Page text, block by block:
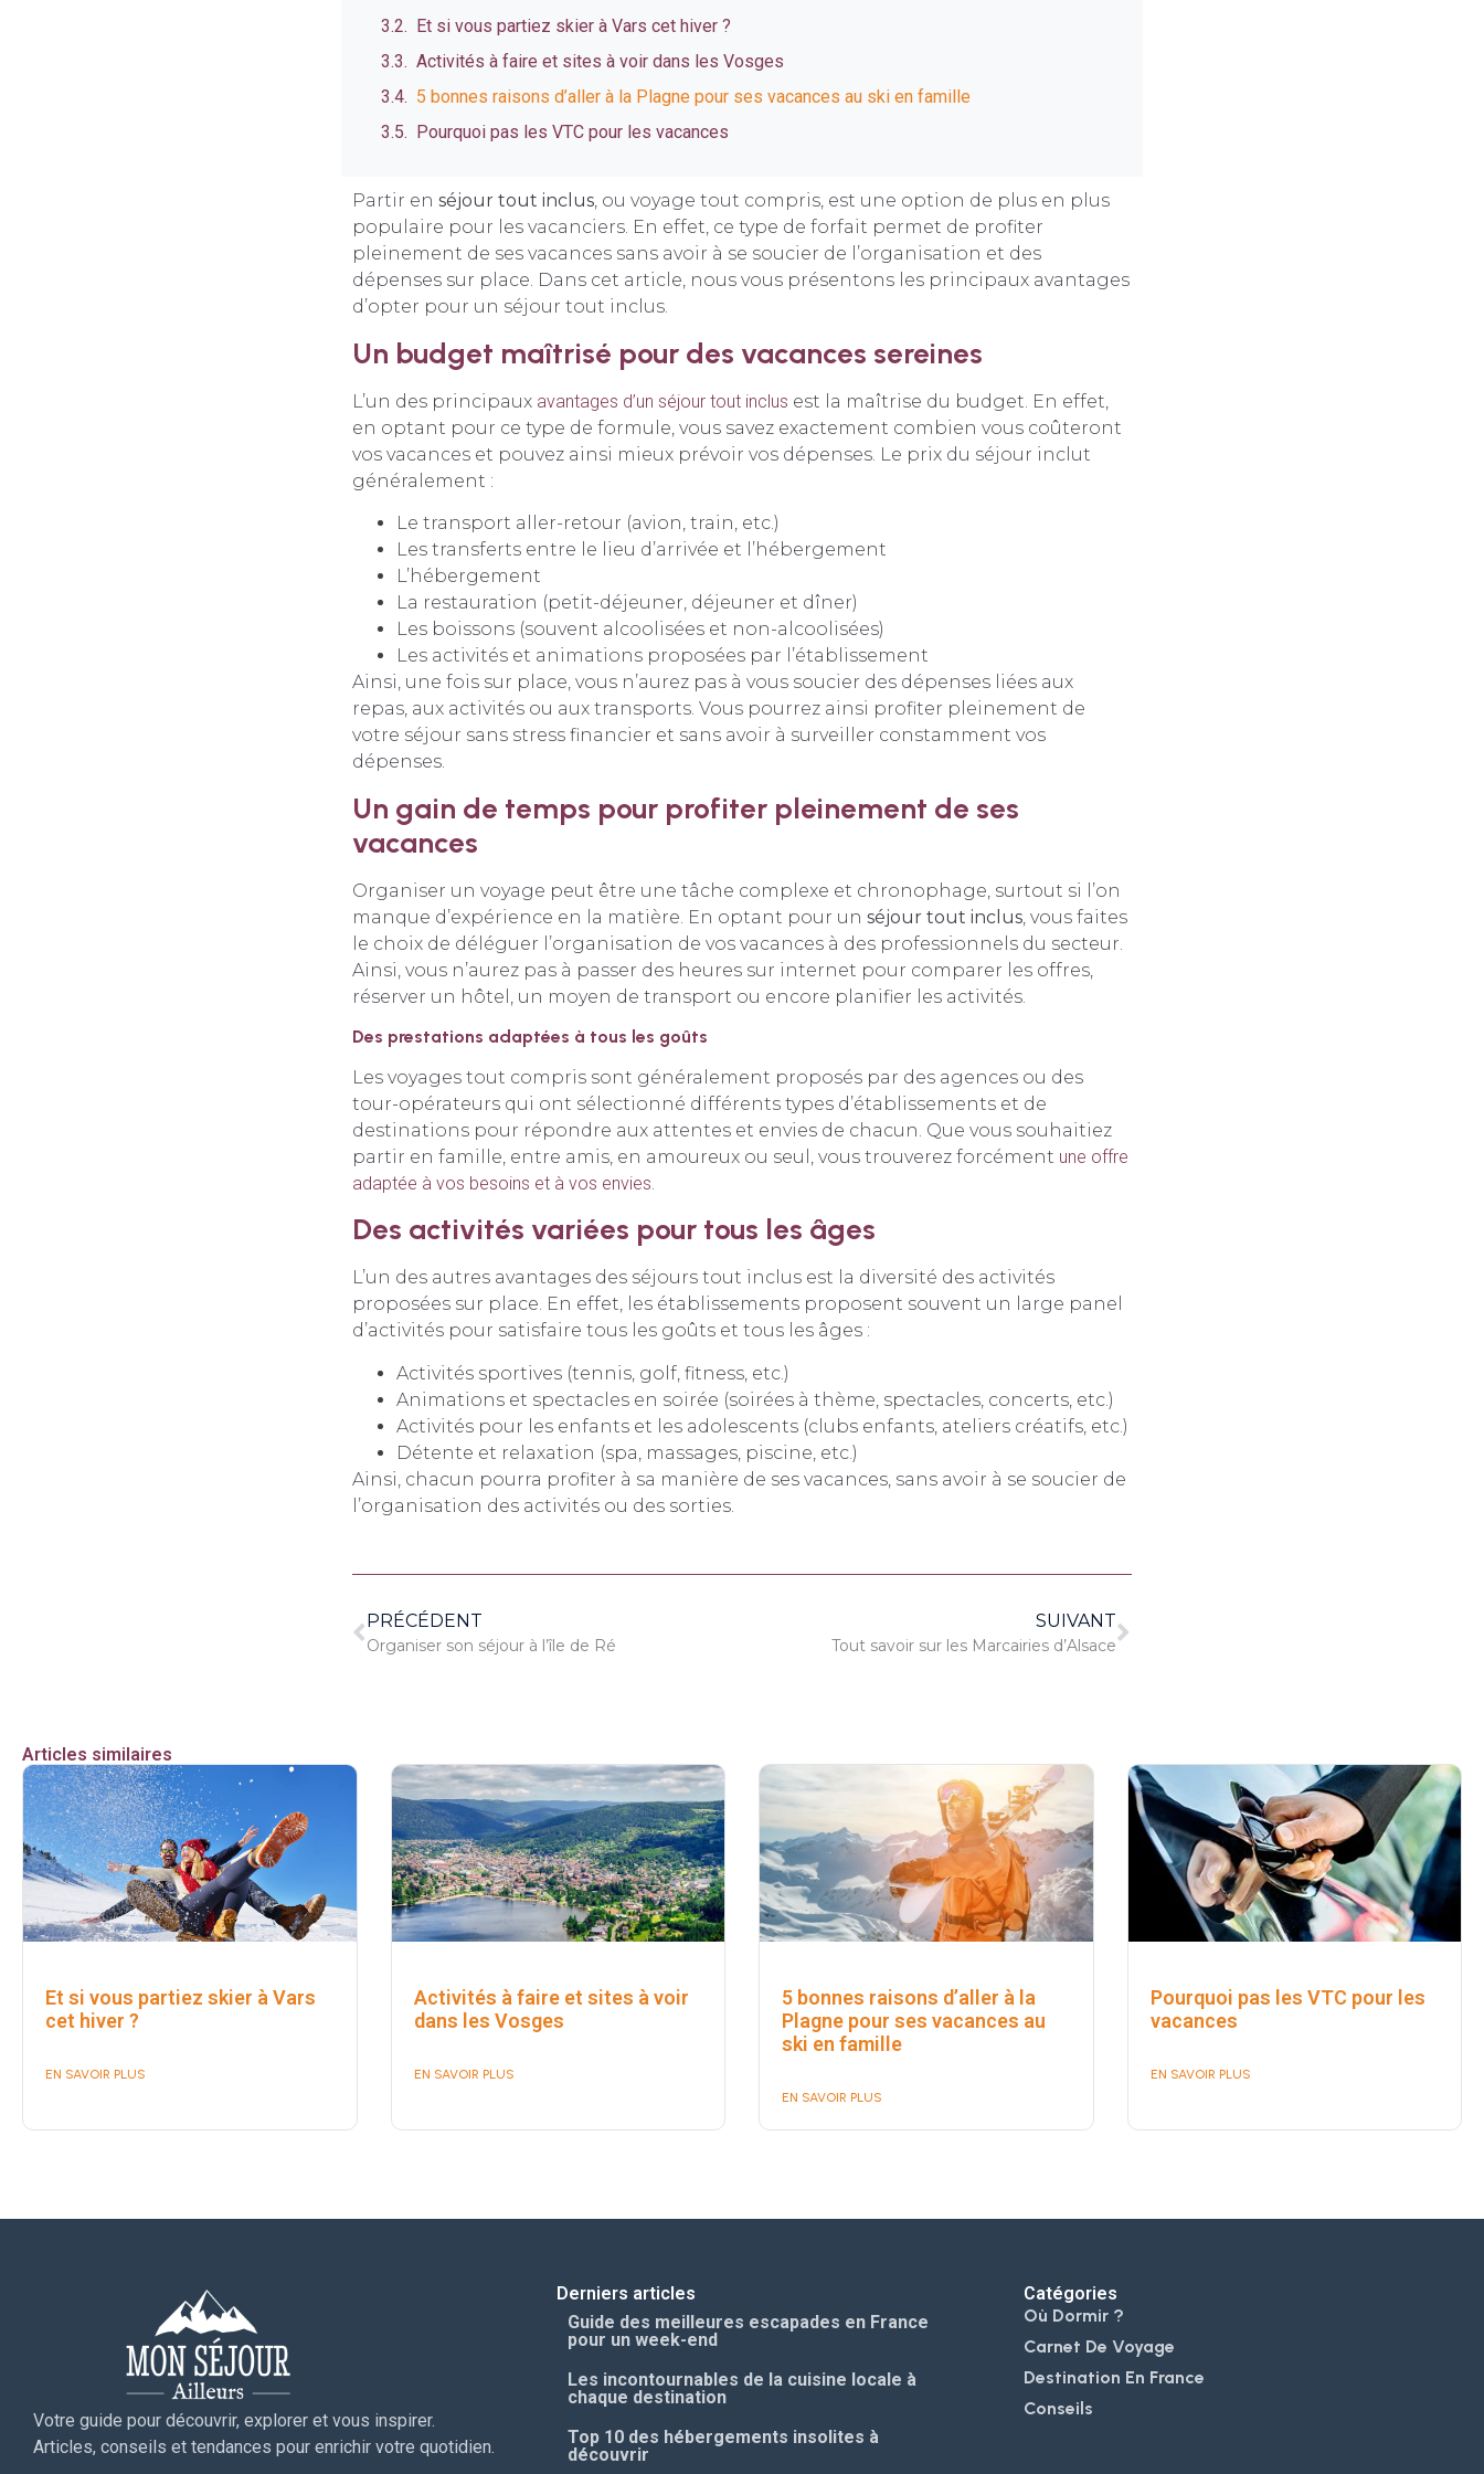
Et si vous partiez skier à Vars cet hiver ?
Activités à faire et sites à voir dans les Vosges
5 bonnes raisons d’aller à la Plagne pour ses vacances au ski en famille
Pourquoi pas les VTC pour les vacances
Partir en séjour tout inclus, ou voyage tout compris, est une option de plus en plus
populaire pour les vacanciers. En effet, ce type de forfait permet de profiter
pleinement de ses vacances sans avoir à se soucier de l’organisation et des
dépenses sur place. Dans cet article, nous vous présentons les principaux avantages
d’opter pour un séjour tout inclus.
Un budget maîtrisé pour des vacances sereines
L’un des principaux avantages d’un séjour tout inclus est la maîtrise du budget. En effet,
en optant pour ce type de formule, vous savez exactement combien vous coûteront
vos vacances et pouvez ainsi mieux prévoir vos dépenses. Le prix du séjour inclut
généralement :
Le transport aller-retour (avion, train, etc.)
Les transferts entre le lieu d’arrivée et l’hébergement
L’hébergement
La restauration (petit-déjeuner, déjeuner et dîner)
Les boissons (souvent alcoolisées et non-alcoolisées)
Les activités et animations proposées par l’établissement
Ainsi, une fois sur place, vous n’aurez pas à vous soucier des dépenses liées aux
repas, aux activités ou aux transports. Vous pourrez ainsi profiter pleinement de
votre séjour sans stress financier et sans avoir à surveiller constamment vos
dépenses.
Un gain de temps pour profiter pleinement de ses
vacances
Organiser un voyage peut être une tâche complexe et chronophage, surtout si l’on
manque d’expérience en la matière. En optant pour un séjour tout inclus, vous faites
le choix de déléguer l’organisation de vos vacances à des professionnels du secteur.
Ainsi, vous n’aurez pas à passer des heures sur internet pour comparer les offres,
réserver un hôtel, un moyen de transport ou encore planifier les activités.
Des prestations adaptées à tous les goûts
Les voyages tout compris sont généralement proposés par des agences ou des
tour-opérateurs qui ont sélectionné différents types d’établissements et de
destinations pour répondre aux attentes et envies de chacun. Que vous souhaitiez
partir en famille, entre amis, en amoureux ou seul, vous trouverez forcément une offre
adaptée à vos besoins et à vos envies.
Des activités variées pour tous les âges
L’un des autres avantages des séjours tout inclus est la diversité des activités
proposées sur place. En effet, les établissements proposent souvent un large panel
d’activités pour satisfaire tous les goûts et tous les âges :
Activités sportives (tennis, golf, fitness, etc.)
Animations et spectacles en soirée (soirées à thème, spectacles, concerts, etc.)
Activités pour les enfants et les adolescents (clubs enfants, ateliers créatifs, etc.)
Détente et relaxation (spa, massages, piscine, etc.)
Ainsi, chacun pourra profiter à sa manière de ses vacances, sans avoir à se soucier de
l’organisation des activités ou des sorties.
PRÉCÉDENT
Organiser son séjour à l’île de Ré
SUIVANT
Tout savoir sur les Marcairies d’Alsace
Articles similaires
Et si vous partiez skier à Vars
cet hiver ?
EN SAVOIR PLUS
Activités à faire et sites à voir
dans les Vosges
EN SAVOIR PLUS
5 bonnes raisons d’aller à la
Plagne pour ses vacances au
ski en famille
EN SAVOIR PLUS
Pourquoi pas les VTC pour les
vacances
EN SAVOIR PLUS
Votre guide pour découvrir, explorer et vous inspirer.
Articles, conseils et tendances pour enrichir votre quotidien.
Derniers articles
Guide des meilleures escapades en France
pour un week-end
Les incontournables de la cuisine locale à
chaque destination
Top 10 des hébergements insolites à
découvrir
Catégories
Où Dormir ?
Carnet De Voyage
Destination En France
Conseils